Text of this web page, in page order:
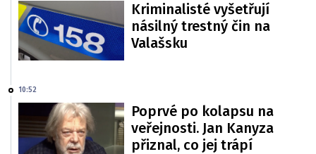
Kriminalisté vyšetřují
násilný trestný čin na
Valašsku
10:52
Poprvé po kolapsu na
veřejnosti. Jan Kanyza
přiznal, co jej trápí